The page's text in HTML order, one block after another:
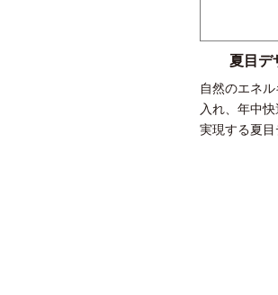
夏目デ
自然のエネ
入れ、年中
実現する夏目